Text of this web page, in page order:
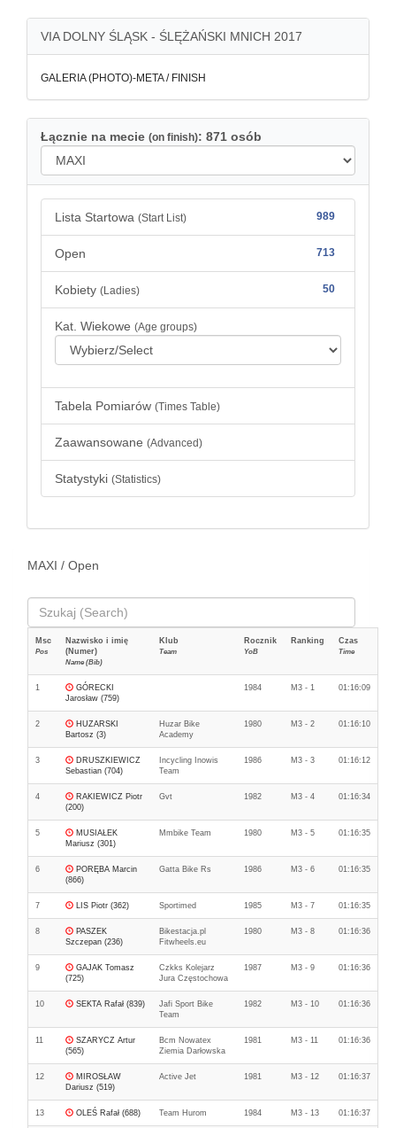
VIA DOLNY ŚLĄSK - ŚLĘŻAŃSKI MNICH 2017
GALERIA (PHOTO)-META / FINISH
Łącznie na mecie (on finish): 871 osób
Lista Startowa (Start List) 989
Open 713
Kobiety (Ladies) 50
Kat. Wiekowe (Age groups)
Tabela Pomiarów (Times Table)
Zaawansowane (Advanced)
Statystyki (Statistics)
MAXI / Open
Msc
Pos
Nazwisko i imię
(Numer)
Name (Bib)
Klub
Team
Rocznik
YoB
Ranking Czas
Time
1
GÓRECKI
Jarosław (759)
1984 M3 - 1 01:16:09
2
HUZARSKI
Bartosz (3)
Huzar Bike
Academy
1980 M3 - 2 01:16:10
3
DRUSZKIEWICZ
Sebastian (704)
Incycling Inowis
Team
1986 M3 - 3 01:16:12
4
RAKIEWICZ Piotr
(200)
Gvt 1982 M3 - 4 01:16:34
5
MUSIAŁEK
Mariusz (301)
Mmbike Team 1980 M3 - 5 01:16:35
6
PORĘBA Marcin
(866)
Gatta Bike Rs 1986 M3 - 6 01:16:35
7 LIS Piotr (362) Sportimed 1985 M3 - 7 01:16:35
8
PASZEK
Szczepan (236)
Bikestacja.pl
Fitwheels.eu
1980 M3 - 8 01:16:36
9
GAJAK Tomasz
(725)
Czkks Kolejarz
Jura Częstochowa
1987 M3 - 9 01:16:36
10 SEKTA Rafał (839)
Jafi Sport Bike
Team
1982 M3 - 10 01:16:36
11
SZARYCZ Artur
(565)
Bcm Nowatex
Ziemia Darłowska
1981 M3 - 11 01:16:36
12
MIROSŁAW
Dariusz (519)
Active Jet 1981 M3 - 12 01:16:37
13 OLEŚ Rafał (688) Team Hurom 1984 M3 - 13 01:16:37